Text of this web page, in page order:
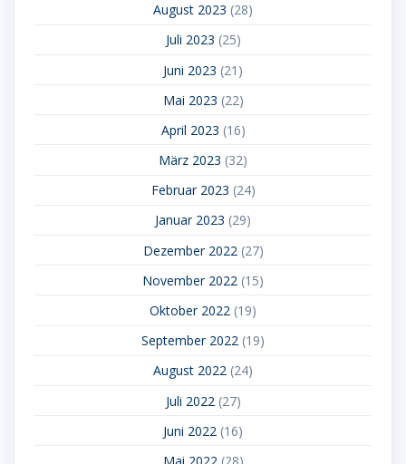
August 2023 (28)
Juli 2023 (25)
Juni 2023 (21)
Mai 2023 (22)
April 2023 (16)
März 2023 (32)
Februar 2023 (24)
Januar 2023 (29)
Dezember 2022 (27)
November 2022 (15)
Oktober 2022 (19)
September 2022 (19)
August 2022 (24)
Juli 2022 (27)
Juni 2022 (16)